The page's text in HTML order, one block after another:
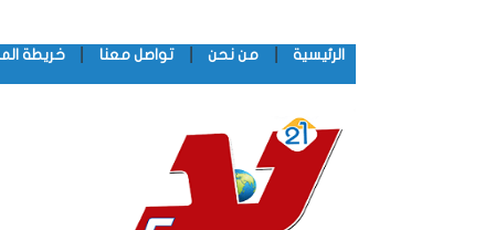
الرئيسية من نحن تواصل معنا خريطة